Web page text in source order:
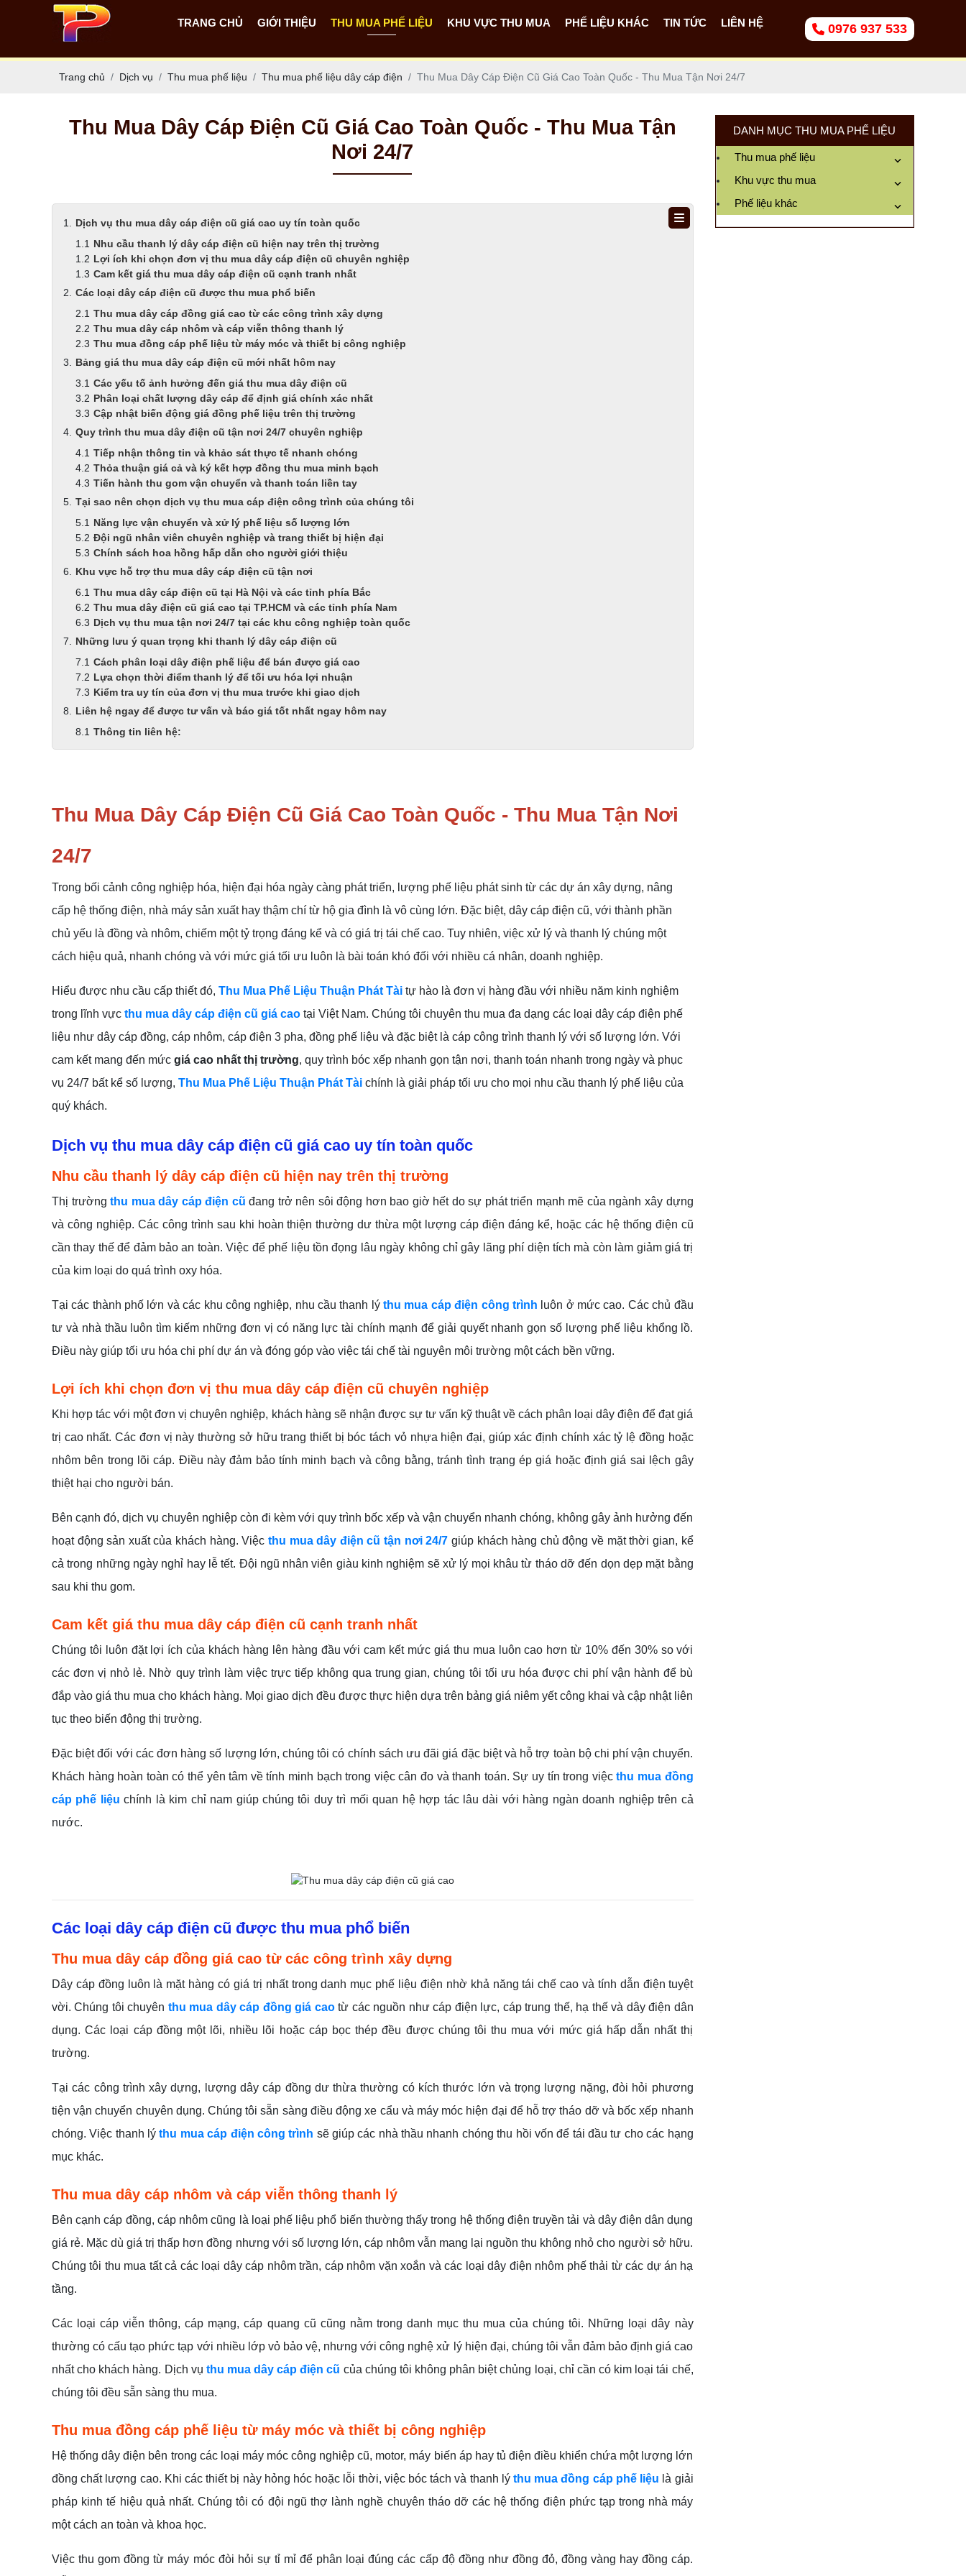
TRANG CHỦ GIỚI THIỆU THU MUA PHẾ LIỆU KHU VỰC THU MUA PHẾ LIỆU KHÁC TIN TỨC LIÊN HỆ 0976 937 533
Trang chủ Dịch vụ Thu mua phế liệu Thu mua phế liệu dây cáp điện Thu Mua Dây Cáp Điện Cũ Giá Cao Toàn Quốc - Thu Mua Tận Nơi 24/7
Thu Mua Dây Cáp Điện Cũ Giá Cao Toàn Quốc - Thu Mua Tận
Nơi 24/7
Dịch vụ thu mua dây cáp điện cũ giá cao uy tín toàn quốc
Nhu cầu thanh lý dây cáp điện cũ hiện nay trên thị trường
Lợi ích khi chọn đơn vị thu mua dây cáp điện cũ chuyên nghiệp
Cam kết giá thu mua dây cáp điện cũ cạnh tranh nhất
Các loại dây cáp điện cũ được thu mua phổ biến
Thu mua dây cáp đồng giá cao từ các công trình xây dựng
Thu mua dây cáp nhôm và cáp viễn thông thanh lý
Thu mua đồng cáp phế liệu từ máy móc và thiết bị công nghiệp
Bảng giá thu mua dây cáp điện cũ mới nhất hôm nay
Các yếu tố ảnh hưởng đến giá thu mua dây điện cũ
Phân loại chất lượng dây cáp để định giá chính xác nhất
Cập nhật biến động giá đồng phế liệu trên thị trường
Quy trình thu mua dây điện cũ tận nơi 24/7 chuyên nghiệp
Tiếp nhận thông tin và khảo sát thực tế nhanh chóng
Thỏa thuận giá cả và ký kết hợp đồng thu mua minh bạch
Tiến hành thu gom vận chuyển và thanh toán liền tay
Tại sao nên chọn dịch vụ thu mua cáp điện công trình của chúng tôi
Năng lực vận chuyển và xử lý phế liệu số lượng lớn
Đội ngũ nhân viên chuyên nghiệp và trang thiết bị hiện đại
Chính sách hoa hồng hấp dẫn cho người giới thiệu
Khu vực hỗ trợ thu mua dây cáp điện cũ tận nơi
Thu mua dây cáp điện cũ tại Hà Nội và các tỉnh phía Bắc
Thu mua dây điện cũ giá cao tại TP.HCM và các tỉnh phía Nam
Dịch vụ thu mua tận nơi 24/7 tại các khu công nghiệp toàn quốc
Những lưu ý quan trọng khi thanh lý dây cáp điện cũ
Cách phân loại dây điện phế liệu để bán được giá cao
Lựa chọn thời điểm thanh lý để tối ưu hóa lợi nhuận
Kiểm tra uy tín của đơn vị thu mua trước khi giao dịch
Liên hệ ngay để được tư vấn và báo giá tốt nhất ngay hôm nay
Thông tin liên hệ:
Thu Mua Dây Cáp Điện Cũ Giá Cao Toàn Quốc - Thu Mua Tận Nơi
24/7
Trong bối cảnh công nghiệp hóa, hiện đại hóa ngày càng phát triển, lượng phế liệu phát sinh từ các dự án xây dựng, nâng
cấp hệ thống điện, nhà máy sản xuất hay thậm chí từ hộ gia đình là vô cùng lớn. Đặc biệt, dây cáp điện cũ, với thành phần
chủ yếu là đồng và nhôm, chiếm một tỷ trọng đáng kể và có giá trị tái chế cao. Tuy nhiên, việc xử lý và thanh lý chúng một
cách hiệu quả, nhanh chóng và với mức giá tối ưu luôn là bài toán khó đối với nhiều cá nhân, doanh nghiệp.
Hiểu được nhu cầu cấp thiết đó, Thu Mua Phế Liệu Thuận Phát Tài tự hào là đơn vị hàng đầu với nhiều năm kinh nghiệm
trong lĩnh vực thu mua dây cáp điện cũ giá cao tại Việt Nam. Chúng tôi chuyên thu mua đa dạng các loại dây cáp điện phế
liệu như dây cáp đồng, cáp nhôm, cáp điện 3 pha, đồng phế liệu và đặc biệt là cáp công trình thanh lý với số lượng lớn. Với
cam kết mang đến mức giá cao nhất thị trường, quy trình bóc xếp nhanh gọn tận nơi, thanh toán nhanh trong ngày và phục
vụ 24/7 bất kể số lượng, Thu Mua Phế Liệu Thuận Phát Tài chính là giải pháp tối ưu cho mọi nhu cầu thanh lý phế liệu của
quý khách.
Dịch vụ thu mua dây cáp điện cũ giá cao uy tín toàn quốc
Nhu cầu thanh lý dây cáp điện cũ hiện nay trên thị trường
Thị trườngthu mua dây cáp điện cũ đang trở nên sôi động hơn bao giờ hết do sự phát triển mạnh mẽ của ngành xây dựng
và công nghiệp. Các công trình sau khi hoàn thiện thường dư thừa một lượng cáp điện đáng kể, hoặc các hệ thống điện cũ
cần thay thế để đảm bảo an toàn. Việc để phế liệu tồn đọng lâu ngày không chỉ gây lãng phí diện tích mà còn làm giảm giá trị
của kim loại do quá trình oxy hóa.
Tại các thành phố lớn và các khu công nghiệp, nhu cầu thanh lýthu mua cáp điện công trình luôn ở mức cao. Các chủ đầu
tư và nhà thầu luôn tìm kiếm những đơn vị có năng lực tài chính mạnh để giải quyết nhanh gọn số lượng phế liệu khổng lồ.
Điều này giúp tối ưu hóa chi phí dự án và đóng góp vào việc tái chế tài nguyên môi trường một cách bền vững.
Lợi ích khi chọn đơn vị thu mua dây cáp điện cũ chuyên nghiệp
Khi hợp tác với một đơn vị chuyên nghiệp, khách hàng sẽ nhận được sự tư vấn kỹ thuật về cách phân loại dây điện để đạt giá
trị cao nhất. Các đơn vị này thường sở hữu trang thiết bị bóc tách vỏ nhựa hiện đại, giúp xác định chính xác tỷ lệ đồng hoặc
nhôm bên trong lõi cáp. Điều này đảm bảo tính minh bạch và công bằng, tránh tình trạng ép giá hoặc định giá sai lệch gây
thiệt hại cho người bán.
Bên cạnh đó, dịch vụ chuyên nghiệp còn đi kèm với quy trình bốc xếp và vận chuyển nhanh chóng, không gây ảnh hưởng đến
hoạt động sản xuất của khách hàng. Việc thu mua dây điện cũ tận nơi 24/7 giúp khách hàng chủ động về mặt thời gian, kể
cả trong những ngày nghỉ hay lễ tết. Đội ngũ nhân viên giàu kinh nghiệm sẽ xử lý mọi khâu từ tháo dỡ đến dọn dẹp mặt bằng
sau khi thu gom.
Cam kết giá thu mua dây cáp điện cũ cạnh tranh nhất
Chúng tôi luôn đặt lợi ích của khách hàng lên hàng đầu với cam kết mức giá thu mua luôn cao hơn từ 10% đến 30% so với
các đơn vị nhỏ lẻ. Nhờ quy trình làm việc trực tiếp không qua trung gian, chúng tôi tối ưu hóa được chi phí vận hành để bù
đắp vào giá thu mua cho khách hàng. Mọi giao dịch đều được thực hiện dựa trên bảng giá niêm yết công khai và cập nhật liên
tục theo biến động thị trường.
Đặc biệt đối với các đơn hàng số lượng lớn, chúng tôi có chính sách ưu đãi giá đặc biệt và hỗ trợ toàn bộ chi phí vận chuyển.
Khách hàng hoàn toàn có thể yên tâm về tính minh bạch trong việc cân đo và thanh toán. Sự uy tín trong việcthu mua đồng
cáp phế liệu chính là kim chỉ nam giúp chúng tôi duy trì mối quan hệ hợp tác lâu dài với hàng ngàn doanh nghiệp trên cả
nước.
Các loại dây cáp điện cũ được thu mua phổ biến
Thu mua dây cáp đồng giá cao từ các công trình xây dựng
Dây cáp đồng luôn là mặt hàng có giá trị nhất trong danh mục phế liệu điện nhờ khả năng tái chế cao và tính dẫn điện tuyệt
vời. Chúng tôi chuyên thu mua dây cáp đồng giá caotừ các nguồn như cáp điện lực, cáp trung thế, hạ thế và dây điện dân
dụng. Các loại cáp đồng một lõi, nhiều lõi hoặc cáp bọc thép đều được chúng tôi thu mua với mức giá hấp dẫn nhất thị
trường.
Tại các công trình xây dựng, lượng dây cáp đồng dư thừa thường có kích thước lớn và trọng lượng nặng, đòi hỏi phương
tiện vận chuyển chuyên dụng. Chúng tôi sẵn sàng điều động xe cẩu và máy móc hiện đại để hỗ trợ tháo dỡ và bốc xếp nhanh
chóng. Việc thanh lýthu mua cáp điện công trình sẽ giúp các nhà thầu nhanh chóng thu hồi vốn để tái đầu tư cho các hạng
mục khác.
Thu mua dây cáp nhôm và cáp viễn thông thanh lý
Bên cạnh cáp đồng, cáp nhôm cũng là loại phế liệu phổ biến thường thấy trong hệ thống điện truyền tải và dây điện dân dụng
giá rẻ. Mặc dù giá trị thấp hơn đồng nhưng với số lượng lớn, cáp nhôm vẫn mang lại nguồn thu không nhỏ cho người sở hữu.
Chúng tôi thu mua tất cả các loại dây cáp nhôm trần, cáp nhôm vặn xoắn và các loại dây điện nhôm phế thải từ các dự án hạ
tầng.
Các loại cáp viễn thông, cáp mạng, cáp quang cũ cũng nằm trong danh mục thu mua của chúng tôi. Những loại dây này
thường có cấu tạo phức tạp với nhiều lớp vỏ bảo vệ, nhưng với công nghệ xử lý hiện đại, chúng tôi vẫn đảm bảo định giá cao
nhất cho khách hàng. Dịch vụ thu mua dây cáp điện cũ của chúng tôi không phân biệt chủng loại, chỉ cần có kim loại tái chế,
chúng tôi đều sẵn sàng thu mua.
Thu mua đồng cáp phế liệu từ máy móc và thiết bị công nghiệp
Hệ thống dây điện bên trong các loại máy móc công nghiệp cũ, motor, máy biến áp hay tủ điện điều khiển chứa một lượng lớn
đồng chất lượng cao. Khi các thiết bị này hỏng hóc hoặc lỗi thời, việc bóc tách và thanh lýthu mua đồng cáp phế liệu là giải
pháp kinh tế hiệu quả nhất. Chúng tôi có đội ngũ thợ lành nghề chuyên tháo dỡ các hệ thống điện phức tạp trong nhà máy
một cách an toàn và khoa học.
Việc thu gom đồng từ máy móc đòi hỏi sự tỉ mỉ để phân loại đúng các cấp độ đồng như đồng đỏ, đồng vàng hay đồng cáp.
DANH MỤC THU MUA PHẾ LIỆU
Thu mua phế liệu
Khu vực thu mua
Phế liệu khác